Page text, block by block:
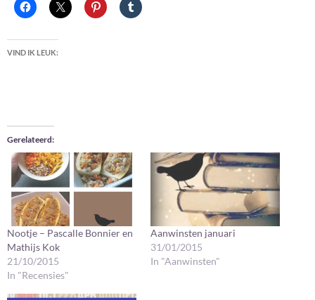
VIND IK LEUK:
Gerelateerd
Nootje – Pascalle Bonnier en
Mathijs Kok
21/10/2015
In "Recensies"
Aanwinsten januari
31/01/2015
In "Aanwinsten"